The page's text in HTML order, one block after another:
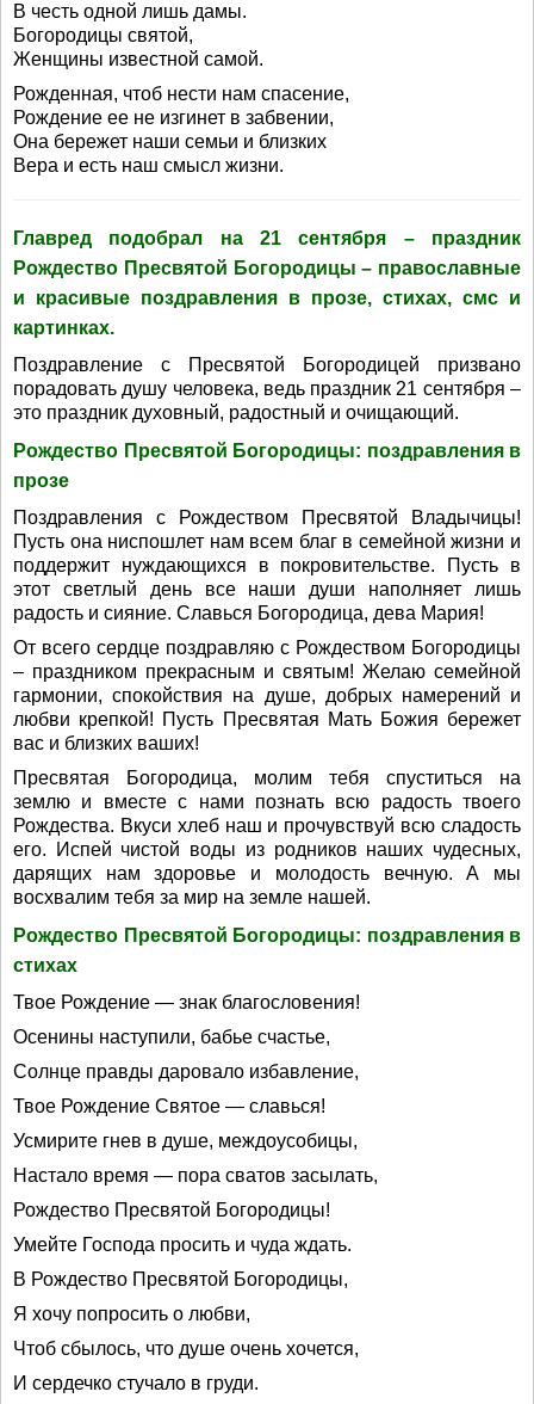
В честь одной лишь дамы.
Богородицы святой,
Женщины известной самой.
Рожденная, чтоб нести нам спасение,
Рождение ее не изгинет в забвении,
Она бережет наши семьи и близких
Вера и есть наш смысл жизни.
Главред подобрал на 21 сентября – праздник
Рождество Пресвятой Богородицы – православные
и красивые поздравления в прозе, стихах, смс и
картинках.
Поздравление с Пресвятой Богородицей призвано
порадовать душу человека, ведь праздник 21 сентября –
это праздник духовный, радостный и очищающий.
Рождество Пресвятой Богородицы: поздравления в
прозе
Поздравления с Рождеством Пресвятой Владычицы!
Пусть она ниспошлет нам всем благ в семейной жизни и
поддержит нуждающихся в покровительстве. Пусть в
этот светлый день все наши души наполняет лишь
радость и сияние. Славься Богородица, дева Мария!
От всего сердце поздравляю с Рождеством Богородицы
– праздником прекрасным и святым! Желаю семейной
гармонии, спокойствия на душе, добрых намерений и
любви крепкой! Пусть Пресвятая Мать Божия бережет
вас и близких ваших!
Пресвятая Богородица, молим тебя спуститься на
землю и вместе с нами познать всю радость твоего
Рождества. Вкуси хлеб наш и прочувствуй всю сладость
его. Испей чистой воды из родников наших чудесных,
дарящих нам здоровье и молодость вечную. А мы
восхвалим тебя за мир на земле нашей.
Рождество Пресвятой Богородицы: поздравления в
стихах
Твое Рождение — знак благословения!
Осенины наступили, бабье счастье,
Солнце правды даровало избавление,
Твое Рождение Святое — славься!
Усмирите гнев в душе, междоусобицы,
Настало время — пора сватов засылать,
Рождество Пресвятой Богородицы!
Умейте Господа просить и чуда ждать.
В Рождество Пресвятой Богородицы,
Я хочу попросить о любви,
Чтоб сбылось, что душе очень хочется,
И сердечко стучало в груди.